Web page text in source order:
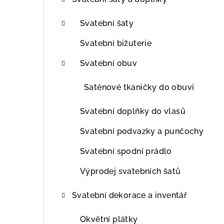
Svatební šaty
Svatební bižuterie
Svatební obuv
Saténové tkaničky do obuvi
Svatební doplňky do vlasů
Svatební podvazky a punčochy
Svatební spodní prádlo
Výprodej svatebních šatů
Svatební dekorace a inventář
Okvětní plátky